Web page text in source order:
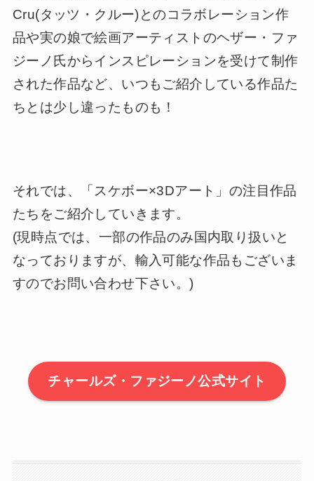
Cru(タッツ・クルー)とのコラボレーション作
品や実の娘で絵画アーティストのヘザー・ファ
ジーノ氏からインスピレーションを受けて制作
された作品など、いつもご紹介している作品た
ちとは少し違ったものも！
それでは、「スケボー×3Dアート」の注目作品
たちをご紹介していきます。
(現時点では、一部の作品のみ国内取り扱いと
なっておりますが、輸入可能な作品もございま
すのでお問い合わせ下さい。)
チャールズ・ファジーノ公式サイト